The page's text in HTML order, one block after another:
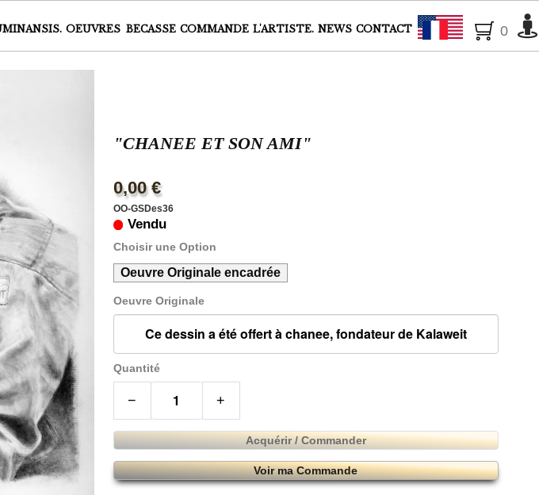
OEUVRES BECASSE COMMANDE L'ARTISTE. NEWS CONTACT Français
0
"CHANEE ET SON AMI"
0,00 €
OO-GSDes36
Vendu
Choisir une Option
Oeuvre Originale encadrée
Oeuvre Originale
Quantité
− +
Acquérir / Commander
Voir ma Commande